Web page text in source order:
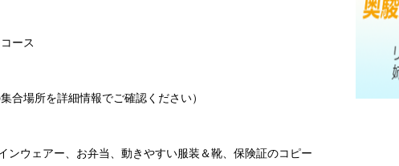
ース
場所を詳細情報でご確認ください）
ンウェアー、お弁当、動きやすい服装＆靴、保険証のコピー